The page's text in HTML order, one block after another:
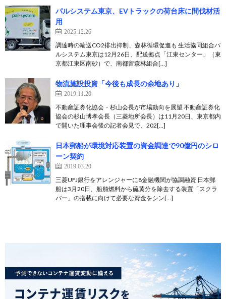
パルシステム東京、EVトラックの荷台床に間伐材活
用
2025.12.26
調達時の輸送CO2排出抑制、森林循環促進も 生活協同組合パ
ルシステム東京は12月26日、配送拠点「江東センター」（東
京都江東区南砂）で、南都留森林組合[…]
物流施設投資「今後も成長の余地あり」
2019.11.20
不動産証券化協会・杉山会長が市場動向を展望 不動産証券化
協会の杉山博孝会長（三菱地所会長）は11月20日、東京都内
で開いた理事会後の記者会見で、202[…]
日本郵船が環境対応装置の資金調達で90億円のシロ
ーン契約
2019.03.20
三菱UFJ銀行をアレンジャーに8金融機関が協調融資 日本郵
船は3月20日、船舶燃料から硫黄分を除去する装置「スクラ
バー」の搭載に向けて必要な資金をシン[…]